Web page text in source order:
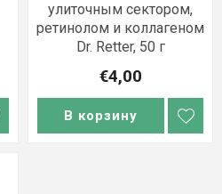
улиточным сектором,
ретинолом и коллагеном
Dr. Retter, 50 г
€4,00
В корзину